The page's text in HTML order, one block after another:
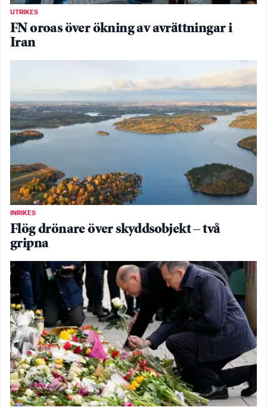
UTRIKES
FN oroas över ökning av avrättningar i
Iran
INRIKES
Flög drönare över skyddsobjekt – två
gripna